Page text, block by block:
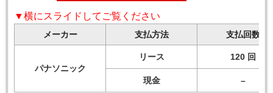
▼横にスライドしてご覧ください
メーカー 支払方法 支払回数
パナソニック
リース 120 回
現金 –